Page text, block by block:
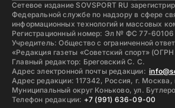
Сетевое издание SOVSPORT RU
Федеральной службе по надзору в сфере
информационных технологий и массовых
Регистрационный номер: Эл № ФС 77-60106
Учредитель: Общество с ограниченной
«Редакция газеты «Советский спорт»
Главный редактор: Бреговский С. С.
Адрес электронной почты редакции:
Адрес редакции: 117342, Россия, г. Москва,
Муниципальный округ Коньково, ул.
Телефон редакции: +7 (991) 636-09-00